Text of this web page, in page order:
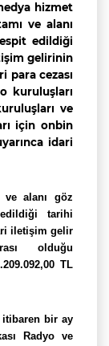
hizmet
ve alanı
edildiği
gelirinin
para cezası
kuruluşları
ve
için onbin
idari
ve alanı göz
tarihi
iletişim gelir
olduğu
TL
itibaren bir ay
Radyo ve